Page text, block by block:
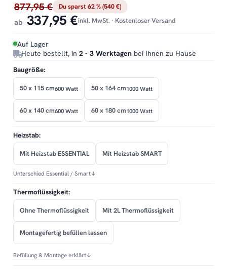
877,95 € Du sparst 62 % (540 €)
ab 337,95 €inkl. MwSt. · Kostenloser Versand
Auf Lager
Heute bestellt, in 2 - 3 Werktagen bei Ihnen zu Hause
Baugröße:
50 x 115 cm600 Watt 50 x 164 cm1000 Watt
60 x 140 cm600 Watt 60 x 180 cm1000 Watt
Heizstab:
Mit Heizstab ESSENTIAL Mit Heizstab SMART
Unterschied Essential / Smart↓
Thermoflüssigkeit:
Ohne Thermoflüssigkeit Mit 2L Thermoflüssigkeit
Montagefertig befüllen lassen
Befüllung & Montage erklärt↓